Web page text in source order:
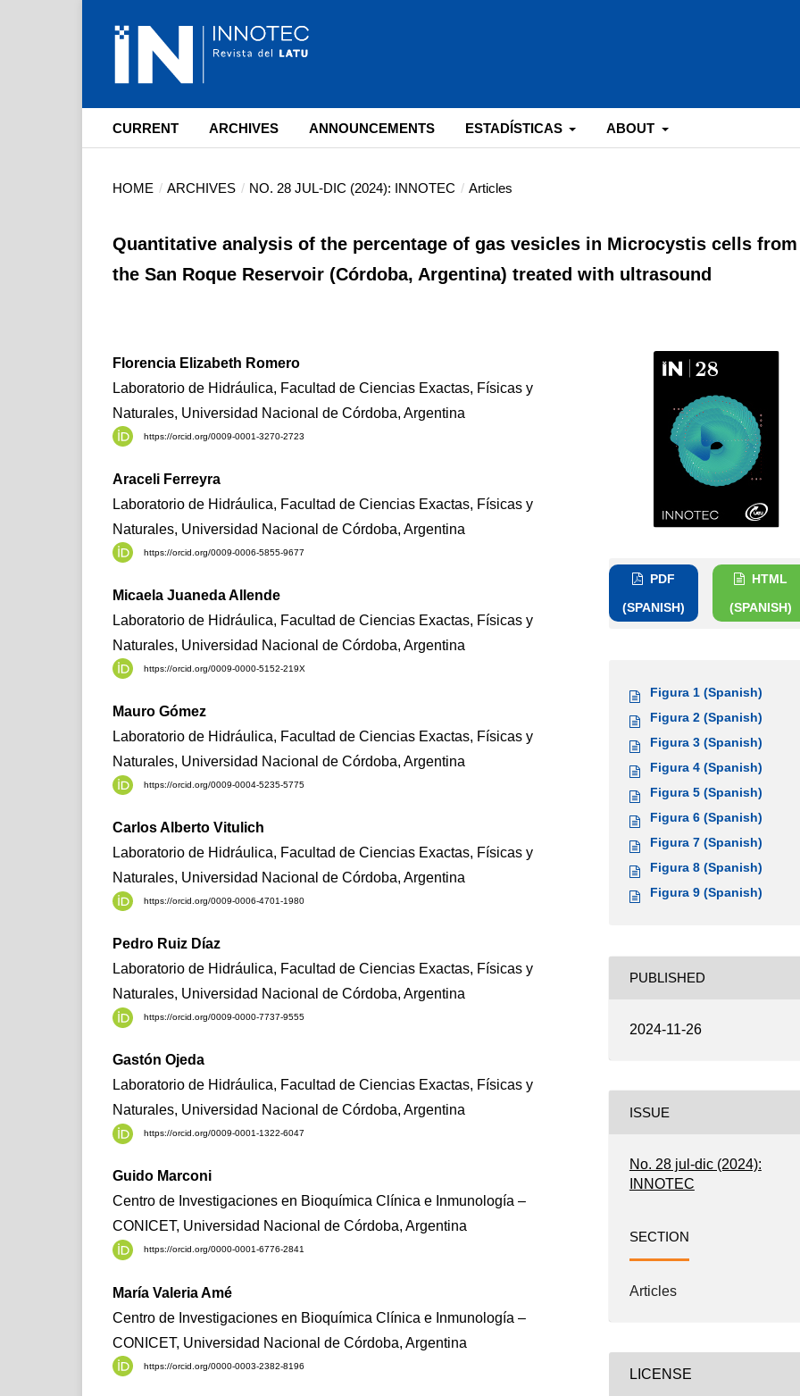
CURRENT ARCHIVES ANNOUNCEMENTS ESTADÍSTICAS ABOUT
HOME / ARCHIVES / NO. 28 JUL-DIC (2024): INNOTEC / Articles
Quantitative analysis of the percentage of gas vesicles in Microcystis cells from
the San Roque Reservoir (Córdoba, Argentina) treated with ultrasound
Florencia Elizabeth Romero
Laboratorio de Hidráulica, Facultad de Ciencias Exactas, Físicas y
Naturales, Universidad Nacional de Córdoba, Argentina
https://orcid.org/0009-0001-3270-2723
Araceli Ferreyra
Laboratorio de Hidráulica, Facultad de Ciencias Exactas, Físicas y
Naturales, Universidad Nacional de Córdoba, Argentina
https://orcid.org/0009-0006-5855-9677
Micaela Juaneda Allende
Laboratorio de Hidráulica, Facultad de Ciencias Exactas, Físicas y
Naturales, Universidad Nacional de Córdoba, Argentina
https://orcid.org/0009-0000-5152-219X
Mauro Gómez
Laboratorio de Hidráulica, Facultad de Ciencias Exactas, Físicas y
Naturales, Universidad Nacional de Córdoba, Argentina
https://orcid.org/0009-0004-5235-5775
Carlos Alberto Vitulich
Laboratorio de Hidráulica, Facultad de Ciencias Exactas, Físicas y
Naturales, Universidad Nacional de Córdoba, Argentina
https://orcid.org/0009-0006-4701-1980
Pedro Ruiz Díaz
Laboratorio de Hidráulica, Facultad de Ciencias Exactas, Físicas y
Naturales, Universidad Nacional de Córdoba, Argentina
https://orcid.org/0009-0000-7737-9555
Gastón Ojeda
Laboratorio de Hidráulica, Facultad de Ciencias Exactas, Físicas y
Naturales, Universidad Nacional de Córdoba, Argentina
https://orcid.org/0009-0001-1322-6047
Guido Marconi
Centro de Investigaciones en Bioquímica Clínica e Inmunología –
CONICET, Universidad Nacional de Córdoba, Argentina
https://orcid.org/0000-0001-6776-2841
María Valeria Amé
Centro de Investigaciones en Bioquímica Clínica e Inmunología –
CONICET, Universidad Nacional de Córdoba, Argentina
https://orcid.org/0000-0003-2382-8196
PDF
(SPANISH)
HTML
(SPANISH)
Figura 1 (Spanish)
Figura 2 (Spanish)
Figura 3 (Spanish)
Figura 4 (Spanish)
Figura 5 (Spanish)
Figura 6 (Spanish)
Figura 7 (Spanish)
Figura 8 (Spanish)
Figura 9 (Spanish)
PUBLISHED
2024-11-26
ISSUE
No. 28 jul-dic (2024):
INNOTEC
SECTION
Articles
LICENSE